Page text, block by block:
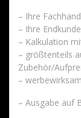
– Ihre
– Ihre
– Kalkulation
– größtenteils
Zubehör/
–
– Ausgabe auf